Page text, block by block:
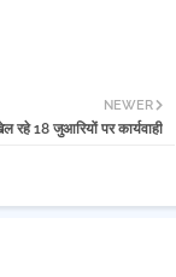
NEWER
18 जुआरियों पर कार्यवाही